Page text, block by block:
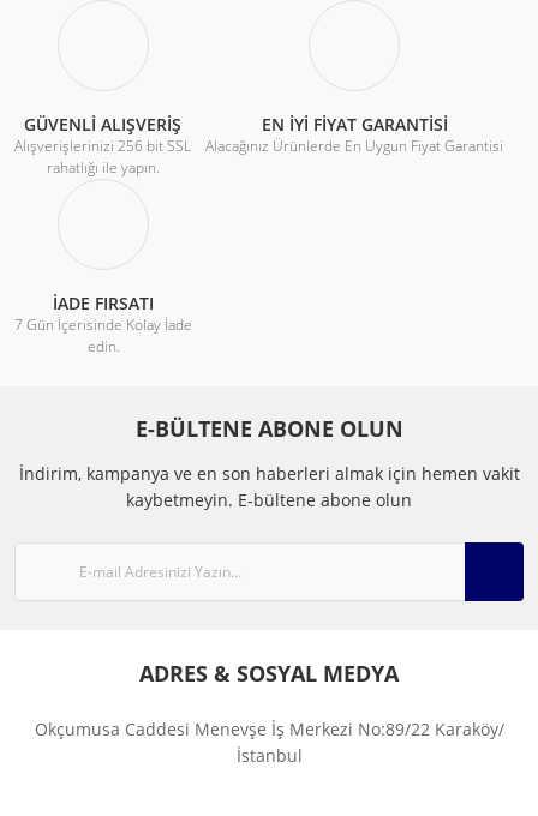
GÜVENLİ ALIŞVERİŞ
Alışverişlerinizi 256 bit SSL
rahatlığı ile yapın.
EN İYİ FİYAT GARANTİSİ
Alacağınız Ürünlerde En Uygun Fiyat Garantisi
İADE FIRSATI
7 Gün İçerisinde Kolay İade
edin.
E-BÜLTENE ABONE OLUN
İndirim, kampanya ve en son haberleri almak için hemen vakit
kaybetmeyin. E-bültene abone olun
ADRES & SOSYAL MEDYA
Okçumusa Caddesi Menevşe İş Merkezi No:89/22 Karaköy/
İstanbul